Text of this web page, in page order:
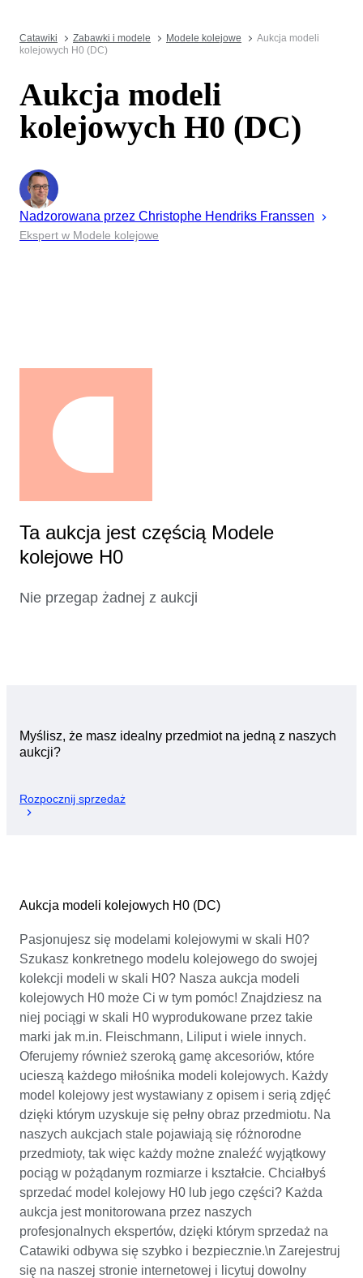
Catawiki Zabawki i modele Modele kolejowe
Aukcja modeli
kolejowych H0 (DC)
Aukcja modeli
kolejowych H0 (DC)
Nadzorowana przez Christophe Hendriks Franssen
Ekspert w Modele kolejowe
Ta aukcja jest częścią Modele
kolejowe H0
Nie przegap żadnej z aukcji
Myślisz, że masz idealny przedmiot na jedną z naszych
aukcji?
Rozpocznij sprzedaż
Aukcja modeli kolejowych H0 (DC)
Pasjonujesz się modelami kolejowymi w skali H0?
Szukasz konkretnego modelu kolejowego do swojej
kolekcji modeli w skali H0? Nasza aukcja modeli
kolejowych H0 może Ci w tym pomóc! Znajdziesz na
niej pociągi w skali H0 wyprodukowane przez takie
marki jak m.in. Fleischmann, Liliput i wiele innych.
Oferujemy również szeroką gamę akcesoriów, które
ucieszą każdego miłośnika modeli kolejowych. Każdy
model kolejowy jest wystawiany z opisem i serią zdjęć
dzięki którym uzyskuje się pełny obraz przedmiotu. Na
naszych aukcjach stale pojawiają się różnorodne
przedmioty, tak więc każdy możne znaleźć wyjątkowy
pociąg w pożądanym rozmiarze i kształcie. Chciałbyś
sprzedać model kolejowy H0 lub jego części? Każda
aukcja jest monitorowana przez naszych
profesjonalnych ekspertów, dzięki którym sprzedaż na
Catawiki odbywa się szybko i bezpiecznie.\n Zarejestruj
się na naszej stronie internetowej i licytuj dowolny